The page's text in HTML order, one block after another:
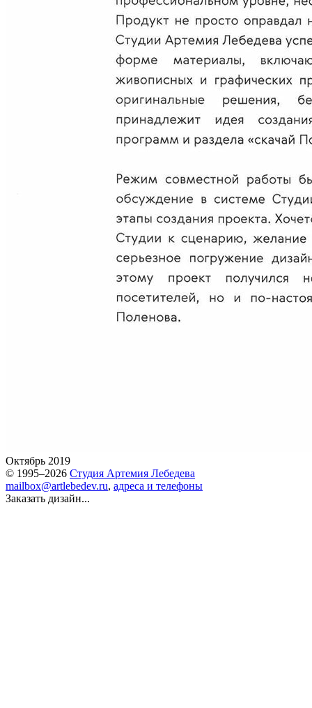
Октябрь 2019
© 1995–2026 Студия Артемия Лебедева
mailbox@artlebedev.ru, адреса и телефоны
Заказать дизайн...